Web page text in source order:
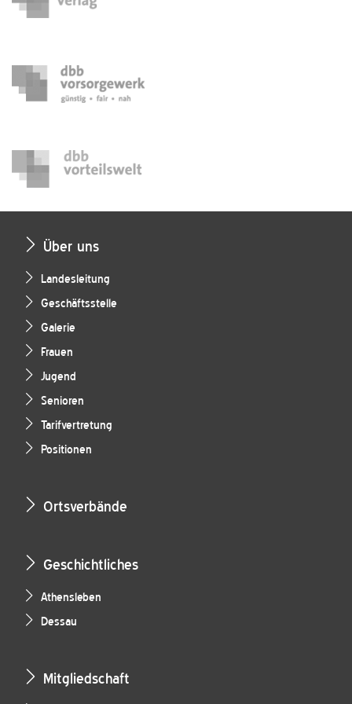
Über uns
Landesleitung
Geschäftsstelle
Galerie
Frauen
Jugend
Senioren
Tarifvertretung
Positionen
Ortsverbände
Geschichtliches
Athensleben
Dessau
Mitgliedschaft